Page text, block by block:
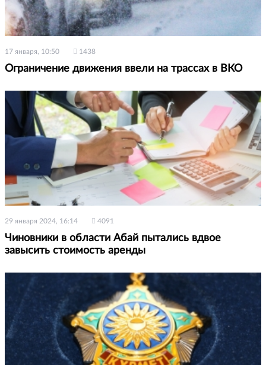
17 января, 10:50 1438
Ограничение движения ввели на трассах в ВКО
29 января 2024, 16:14 4091
Чиновники в области Абай пытались вдвое
завысить стоимость аренды